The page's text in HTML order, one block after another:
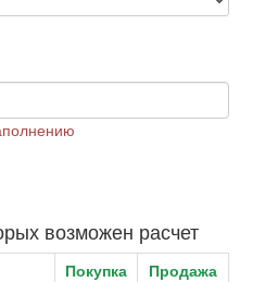
возможен расчет
Покупка
Продажа